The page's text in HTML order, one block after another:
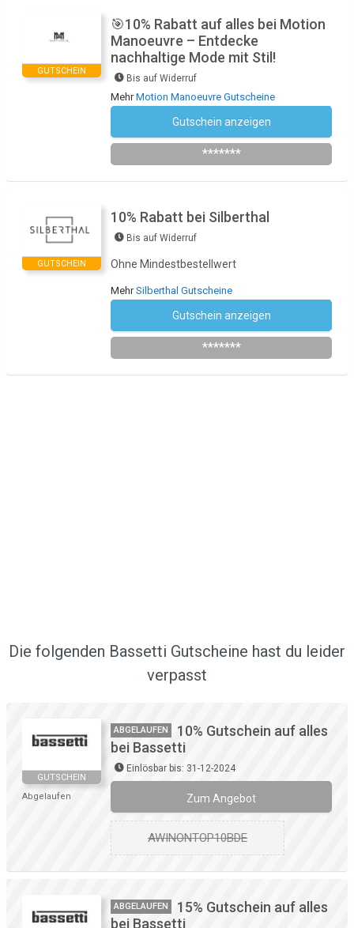
GUTSCHEIN
🎯10% Rabatt auf alles bei Motion
Manoeuvre – Entdecke
nachhaltige Mode mit Stil!
Bis auf Widerruf
MehrMotion Manoeuvre Gutscheine
Gutschein anzeigen
*******
GUTSCHEIN
10% Rabatt bei Silberthal
Bis auf Widerruf
Ohne Mindestbestellwert
MehrSilberthal Gutscheine
Gutschein anzeigen
*******
Die folgenden Bassetti Gutscheine hast du leider
verpasst
GUTSCHEIN
Abgelaufen
ABGELAUFEN
10% Gutschein auf alles
bei Bassetti
Einlösbar bis: 31-12-2024
Zum Angebot
AWINONTOP10BDE
ABGELAUFEN
15% Gutschein auf alles
bei Bassetti